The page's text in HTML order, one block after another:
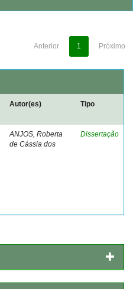
Anterior 1 Próximo
Autor(es) Tipo
ANJOS, Roberta
de Cássia dos
Dissertação